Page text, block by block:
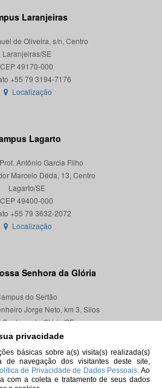
privacidade
básicas sobre a(s) visita(s) realizada(s)
de navegação dos visitantes deste site,
de Privacidade de Dados Pessoais. Ao
com a coleta e tratamento de seus dados
Laranjeiras
de Oliveira, s/n, Centro
Laranjeiras/SE
CEP 49170-000
Localização
Lagarto
Antônio Garcia Filho
Marcelo Déda, 13, Centro
Lagarto/SE
CEP 49400-000
Localização
Senhora da Glória
do Sertão
Jorge Neto, km 3, Silos
Senhora da Glória/SE
CEP 49680-000
Localização